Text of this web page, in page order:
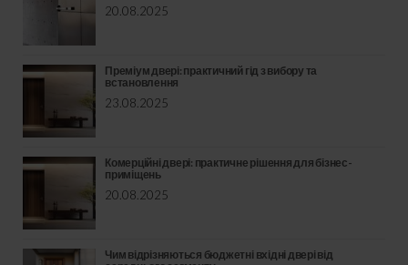
20.08.2025
Преміум двері: практичний гід з вибору та
встановлення
23.08.2025
Комерційні двері: практичне рішення для бізнес-
приміщень
20.08.2025
Чим відрізняються бюджетні вхідні двері від